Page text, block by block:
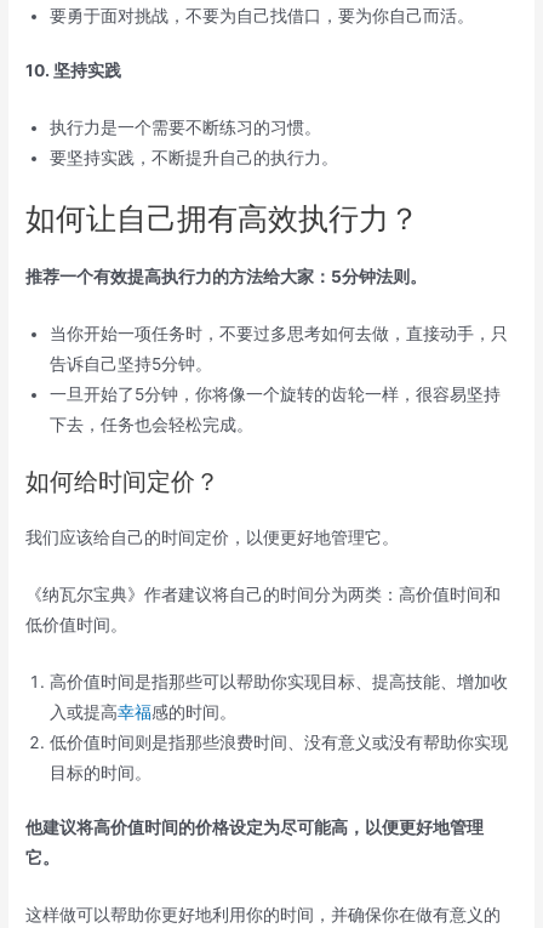
要勇于面对挑战，不要为自己找借口，要为你自己而活。
10. 坚持实践
执行力是一个需要不断练习的习惯。
要坚持实践，不断提升自己的执行力。
如何让自己拥有高效执行力？
推荐一个有效提高执行力的方法给大家：5分钟法则。
当你开始一项任务时，不要过多思考如何去做，直接动手，只
告诉自己坚持5分钟。
一旦开始了5分钟，你将像一个旋转的齿轮一样，很容易坚持
下去，任务也会轻松完成。
如何给时间定价？
我们应该给自己的时间定价，以便更好地管理它。
《纳瓦尔宝典》作者建议将自己的时间分为两类：高价值时间和
低价值时间。
高价值时间是指那些可以帮助你实现目标、提高技能、增加收
入或提高幸福感的时间。
低价值时间则是指那些浪费时间、没有意义或没有帮助你实现
目标的时间。
他建议将高价值时间的价格设定为尽可能高，以便更好地管理
它。
这样做可以帮助你更好地利用你的时间，并确保你在做有意义的